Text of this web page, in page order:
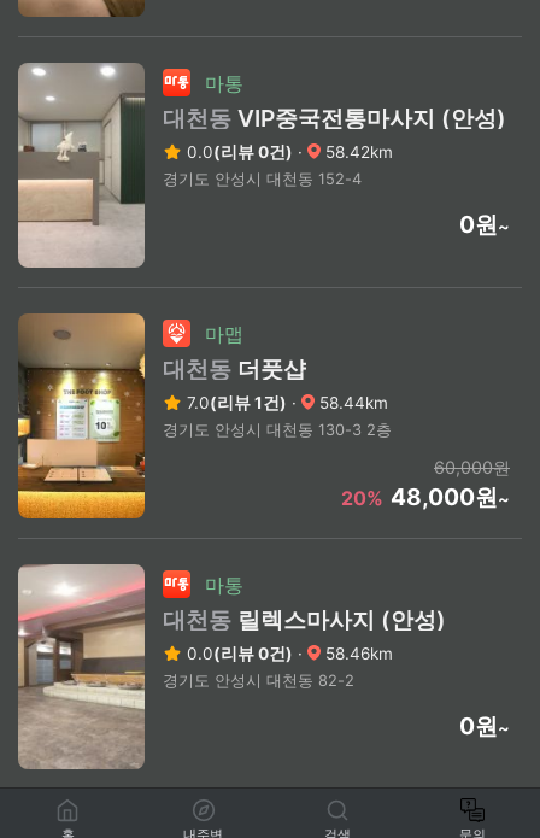
마통
대천동 VIP중국전통마사지 (안성)
0.0(리뷰 0건) · 58.42km
경기도 안성시 대천동 152-4
0원~
마맵
대천동 더풋샵
7.0(리뷰 1건) · 58.44km
경기도 안성시 대천동 130-3 2층
60,000원
20% 48,000원~
마통
대천동 릴렉스마사지 (안성)
0.0(리뷰 0건) · 58.46km
경기도 안성시 대천동 82-2
0원~
홈 내주변 검색 문의